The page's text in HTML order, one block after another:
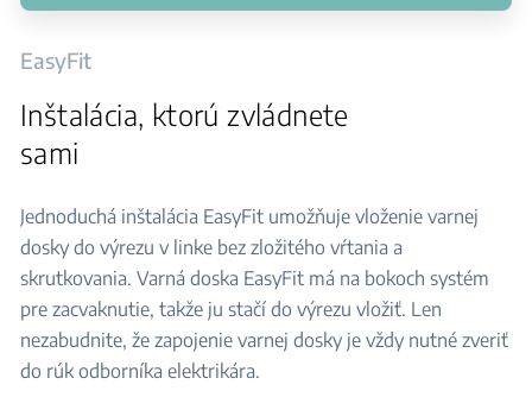
EasyFit
Inštalácia, ktorú zvládnete
sami
Jednoduchá inštalácia EasyFit umožňuje vloženie varnej
dosky do výrezu v linke bez zložitého vŕtania a
skrutkovania. Varná doska EasyFit má na bokoch systém
pre zacvaknutie, takže ju stačí do výrezu vložiť. Len
nezabudnite, že zapojenie varnej dosky je vždy nutné zveriť
do rúk odborníka elektrikára.